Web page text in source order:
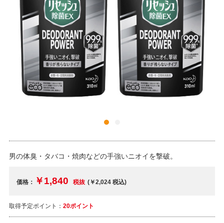
男の体臭・タバコ・焼肉などの手強いニオイを撃破。
価格： ￥1,840 税抜 (￥2,024税込)
取得予定ポイント： 20ポイント